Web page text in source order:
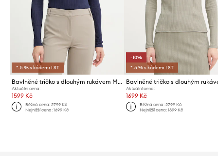
*-5 % s kódem: LST
Bavlněné tričko s dlouhým rukávem MAX&Co. MCOTRIONFO
Aktuální cena:
1599 Kč
Běžná cena:2799 Kč
Nejnižší cena:1699 Kč
-10%
*-5 % s kódem: LST
Aktuální cena:
1699 Kč
Běžná cena: 2799 Kč
Nejnižší cena: 1899 Kč